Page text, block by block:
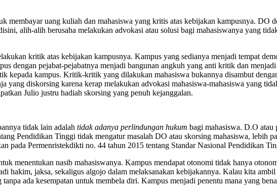
uang kuliah dan mahasiswa yang kritis atas kebijakan kampusnya. DO
alih-alih berusaha melakukan advokasi atau solusi bagi mahasiswanya yang
kritik atas kebijakan kampusnya. Kampus yang sedianya menjadi tempat
dengan pejabat-pejabatnya menjadi bangunan angkuh yang anti kritik dan
kepada kampus. Kritik-kritik yang dilakukan mahasiswa bukannya disambut
yang diskorsing karena kerap melakukan advokasi mahasiswa-mahasiswa yang
Julio justru hadiah skorsing yang penuh kejanggalan.
tidak lain adalah tidak adanya perlindungan hukum bagi mahasiswa. D.O atau
Pendidikan Tinggi tidak mengatur masalah DO atau skorsing mahasiswa, lebih
pada Permenristekdikti no. 44 tahun 2015 tentang Standar Nasional Pendidikan
menentukan nasib mahasiswanya. Kampus mendapat otonomi tidak hanya
hakim, jaksa, sekaligus algojo dalam melaksanakan kebijakannya. Kalau kita
ada kesempatan untuk membela diri. Kampus menjadi penentu mana yang